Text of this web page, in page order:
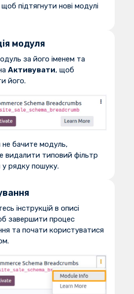
щоб підтягнути нові модулі
модуля
за його іменем та
Активувати, щоб
його.
бачите модуль,
видалити типовий фільтр
у рядку пошуку.
інструкцій в описі
завершити процес
та почати користуватися